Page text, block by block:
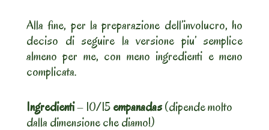
Alla fine, per la preparazione dell’involucro, ho
deciso di seguire la versione piu’ semplice
almeno per me, con meno ingredienti e meno
complicata.
Ingredienti– 10/15empanadas(dipende molto
dalla dimensione che diamo!)